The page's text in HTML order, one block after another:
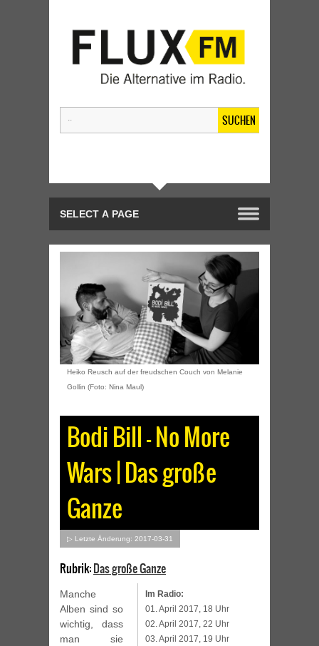
SUCHEN
Heiko Reusch auf der freudschen Couch von Melanie
Gollin (Foto: Nina Maul)
Bodi Bill – No More
Wars | Das große
Ganze
▷ Letzte Änderung: 2017-03-31
Rubrik:Das große Ganze
Im Radio:
01. April 2017, 18 Uhr
02. April 2017, 22 Uhr
03. April 2017, 19 Uhr
Manche
Alben sind so
wichtig, dass
man sie